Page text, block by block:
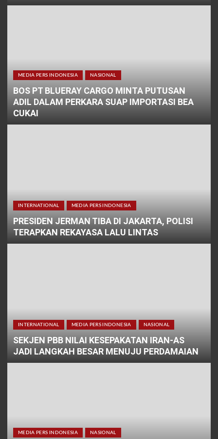
MEDIA PERS INDONESIA NASIONAL
BOS PT BLUERAY CARGO MINTA PUTUSAN
ADIL DALAM PERKARA SUAP IMPORTASI BEA
CUKAI
INTERNATIONAL MEDIA PERS INDONESIA
PRESIDEN JERMAN TIBA DI JAKARTA, POLISI
TERAPKAN REKAYASA LALU LINTAS
INTERNATIONAL MEDIA PERS INDONESIA NASIONAL
SEKJEN PBB NILAI KESEPAKATAN IRAN-AS
JADI LANGKAH BESAR MENUJU PERDAMAIAN
MEDIA PERS INDONESIA NASIONAL